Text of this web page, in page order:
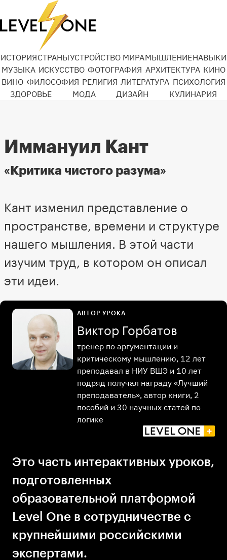
ИСТОРИЯСТРАНЫУСТРОЙСТВО МИРАМЫШЛЕНИЕНАВЫКИ
МУЗЫКА ИСКУССТВО ФОТОГРАФИЯ АРХИТЕКТУРА КИНО
ВИНО ФИЛОСОФИЯ РЕЛИГИЯ ЛИТЕРАТУРА ПСИХОЛОГИЯ
ЗДОРОВЬЕ
МОДА ДИЗАЙН КУЛИНАРИЯ
Иммануил Кант
«Критика чистого разума»
Кант изменил представление о
пространстве, времени и структуре
нашего мышления. В этой части
изучим труд, в котором он описал
эти идеи.
Это часть интерактивных уроков,
подготовленных
образовательной платформой
Level One в сотрудничестве с
крупнейшими российскими
экспертами.
АВТОР УРОКА
Виктор Горбатов
тренер по аргументации и
критическому мышлению, 12 лет
преподавал в НИУ ВШЭ и 10 лет
подряд получал награду «Лучший
преподаватель», автор книги, 2
пособий и 30 научных статей по
логике